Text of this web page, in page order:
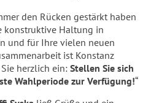
den Rücken gestärkt haben
konstruktive Haltung in
und für Ihre vielen neuen
ist Konstanz
herzlich ein: Stellen Sie sich
Wahlperiode zur Verfügung!“